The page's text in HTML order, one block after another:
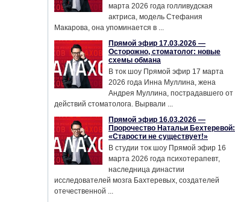
марта 2026 года голливудская
актриса, модель Стефания
Макарова, она упоминается в ...
Прямой эфир 17.03.2026 —
Осторожно, стоматолог: новые
схемы обмана
В ток шоу Прямой эфир 17 марта
2026 года Инна Муллина, жена
Андрея Муллина, пострадавшего от
действий стоматолога. Вырвали ...
Прямой эфир 16.03.2026 —
Пророчество Натальи Бехтеревой:
«Старости не существует!»
В студии ток шоу Прямой эфир 16
марта 2026 года психотерапевт,
наследница династии
исследователей мозга Бахтеревых, создателей
отечественной ...